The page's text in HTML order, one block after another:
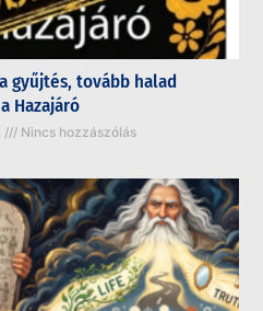
gyűjtés, tovább halad
Hazajáró
Nincs hozzászólás